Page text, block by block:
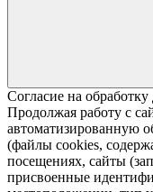
Согласие на
Продолжая работу с
(файлы cookies,
посещениях, сайты
присвоенные